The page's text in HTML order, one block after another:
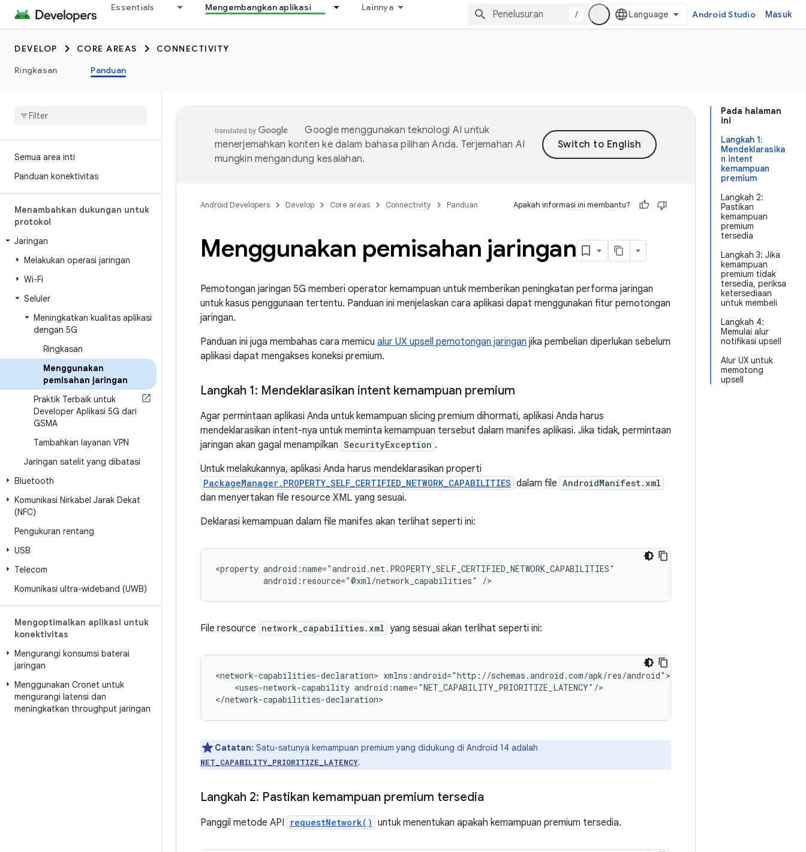
Essentials Mengembangkan aplikasi Lainnya
/ Android Studio Masuk
DEVELOP CORE AREAS
CONNECTIVITY
Ringkasan
Panduan
Semua area inti
Panduan konektivitas
Menambahkan dukungan untuk
protokol
Jaringan
Melakukan operasi jaringan
Wi-Fi
Seluler
Meningkatkan kualitas aplikasi
dengan 5G
Ringkasan
Menggunakan
pemisahan jaringan
Praktik Terbaik untuk
Developer Aplikasi 5G dari
GSMA
Tambahkan layanan VPN
Jaringan satelit yang dibatasi
Bluetooth
Komunikasi Nirkabel Jarak Dekat
(NFC)
Pengukuran rentang
USB
Telecom
Komunikasi ultra-wideband (UWB)
Mengoptimalkan aplikasi untuk
konektivitas
Mengurangi konsumsi baterai
jaringan
Menggunakan Cronet untuk
mengurangi latensi dan
meningkatkan throughput jaringan
Pada halaman
ini
Langkah 1:
Mendeklarasika
n intent
kemampuan
premium
Langkah 2:
Pastikan
kemampuan
premium
tersedia
Langkah 3: Jika
kemampuan
premium tidak
tersedia, periksa
ketersediaan
untuk membeli
Langkah 4:
Memulai alur
notifikasi upsell
Alur UX untuk
memotong
upsell
Google menggunakan teknologi AI untuk
menerjemahkan konten ke dalam bahasa pilihan Anda. Terjemahan AI
mungkin mengandung kesalahan.
Android Developers Develop Core areas Connectivity Panduan Apakah informasi ini membantu?
Menggunakan pemisahan jaringan
Pemotongan jaringan 5G memberi operator kemampuan untuk memberikan peningkatan performa jaringan
untuk kasus penggunaan tertentu. Panduan ini menjelaskan cara aplikasi dapat menggunakan fitur pemotongan
jaringan.
Panduan ini juga membahas cara memicu alur UX upsell pemotongan jaringan jika pembelian diperlukan sebelum
aplikasi dapat mengakses koneksi premium.
Langkah 1: Mendeklarasikan intent kemampuan premium
Agar permintaan aplikasi Anda untuk kemampuan slicing premium dihormati, aplikasi Anda harus
mendeklarasikan intent-nya untuk meminta kemampuan tersebut dalam manifes aplikasi. Jika tidak, permintaan
jaringan akan gagal menampilkan SecurityException .
Untuk melakukannya, aplikasi Anda harus mendeklarasikan properti
PackageManager.PROPERTY_SELF_CERTIFIED_NETWORK_CAPABILITIES dalam file AndroidManifest.xml
dan menyertakan file resource XML yang sesuai.
Deklarasi kemampuan dalam file manifes akan terlihat seperti ini:
<property
android:resource="@xml/network_capabilities"
File resource network_capabilities.xml yang sesuai akan terlihat seperti ini:
<network-capabilities-declaration>
<uses-network-capability android:name="NET_CAPABILITY_PRIORITIZE_LATENCY"/>
Catatan: Satu-satunya kemampuan premium yang didukung di Android 14 adalah
NET_CAPABILITY_PRIORITIZE_LATENCY.
Langkah 2: Pastikan kemampuan premium tersedia
Panggil metode API requestNetwork() untuk menentukan apakah kemampuan premium tersedia.